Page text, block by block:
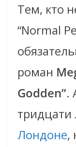
Тем, кто
“Normal
роман
Godden”.
Лондоне,